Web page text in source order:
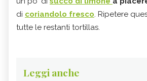
di coriandolo fresco. Ripetere
tutte le restanti tortillas.
Leggi anche